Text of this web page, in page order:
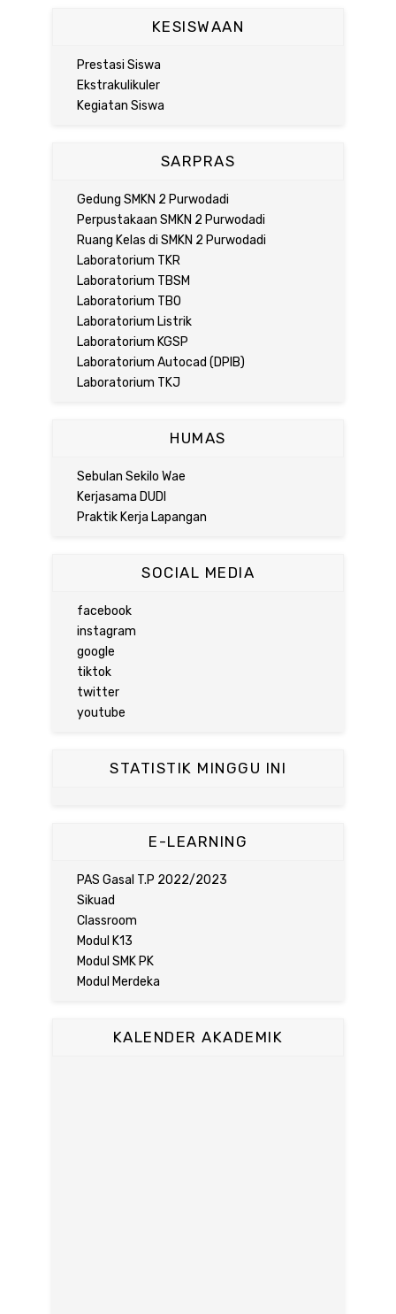
KESISWAAN
Prestasi Siswa
Ekstrakulikuler
Kegiatan Siswa
SARPRAS
Gedung SMKN 2 Purwodadi
Perpustakaan SMKN 2 Purwodadi
Ruang Kelas di SMKN 2 Purwodadi
Laboratorium TKR
Laboratorium TBSM
Laboratorium TBO
Laboratorium Listrik
Laboratorium KGSP
Laboratorium Autocad (DPIB)
Laboratorium TKJ
HUMAS
Sebulan Sekilo Wae
Kerjasama DUDI
Praktik Kerja Lapangan
SOCIAL MEDIA
facebook
instagram
google
tiktok
twitter
youtube
STATISTIK MINGGU INI
E-LEARNING
PAS Gasal T.P 2022/2023
Sikuad
Classroom
Modul K13
Modul SMK PK
Modul Merdeka
KALENDER AKADEMIK